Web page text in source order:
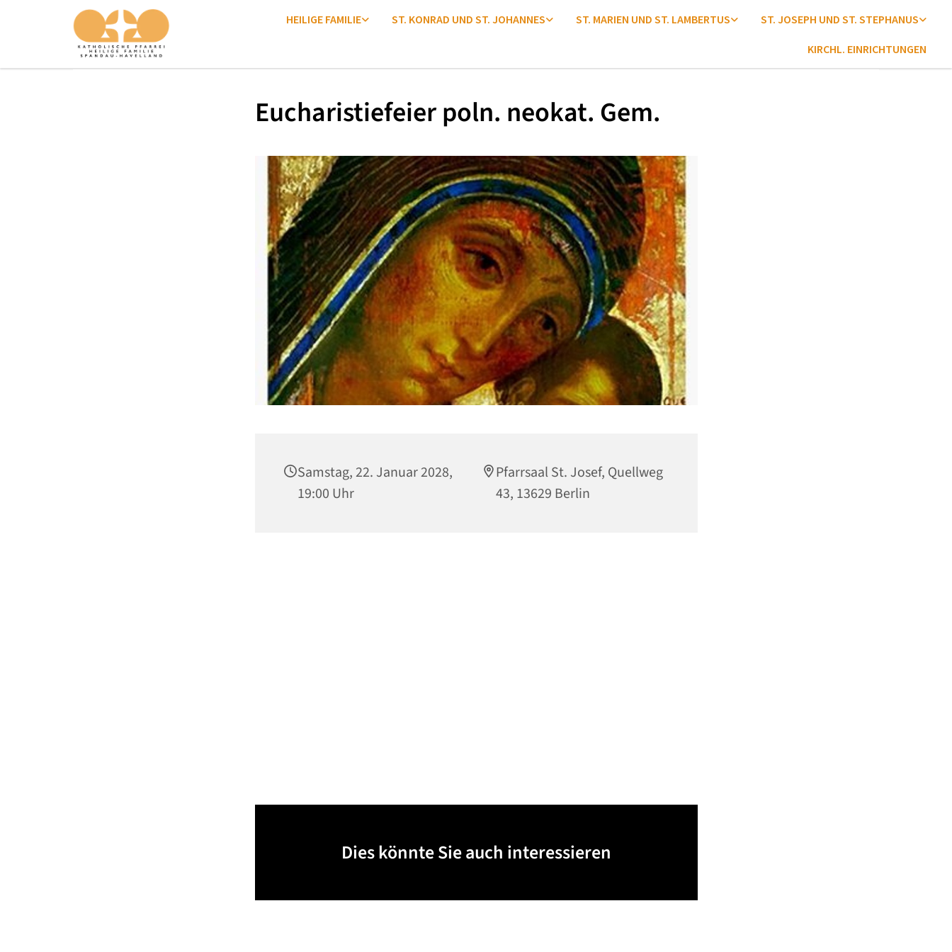
HEILIGE FAMILIE ST. KONRAD UND ST. JOHANNES ST. MARIEN UND ST. LAMBERTUS ST. JOSEPH UND ST. STEPHANUS
KIRCHL. EINRICHTUNGEN
Eucharistiefeier poln. neokat. Gem.
Samstag, 22. Januar 2028,
19:00 Uhr
Pfarrsaal St. Josef, Quellweg
43, 13629 Berlin
Dies könnte Sie auch interessieren